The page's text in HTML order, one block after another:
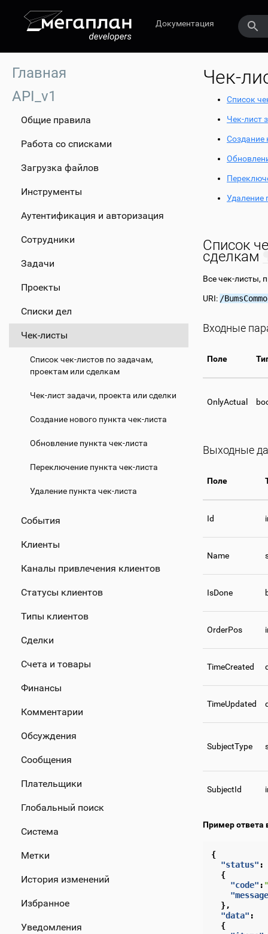
Документация
Главная
API_v1
Общие правила
Работа со списками
Загрузка файлов
Инструменты
Аутентификация и авторизация
Сотрудники
Задачи
Проекты
Списки дел
Чек-листы
Список чек-листов по задачам,
проектам или сделкам
Чек-лист задачи, проекта или сделки
Создание нового пункта чек-листа
Обновление пункта чек-листа
Переключение пункта чек-листа
Удаление пункта чек-листа
События
Клиенты
Каналы привлечения клиентов
Статусы клиентов
Типы клиентов
Сделки
Счета и товары
Финансы
Комментарии
Обсуждения
Сообщения
Плательщики
Глобальный поиск
Система
Метки
История изменений
Избранное
Уведомления
Чек-
Список
Чек-лист
Создание
Удаление
Список
сделкам
Все чек-листы,
URI: /
Входные
Поле
OnlyActual
Выходные
Поле
Id
Name
IsDone
OrderPos
TimeCreated
TimeUpdated
SubjectType
SubjectId
Пример ответа
{
"status" :
{
"code" :
},
"data" :
{